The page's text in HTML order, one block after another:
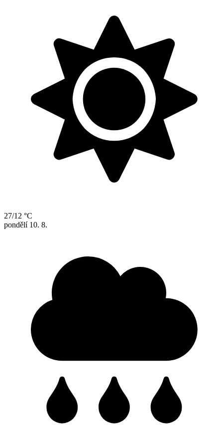
27/12 °C
pondělí 10. 8.